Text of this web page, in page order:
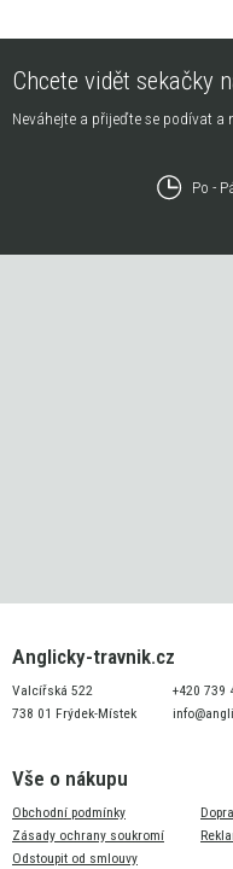
Chcete vidět sekačky
Neváhejte a přijeďte se podívat a
Po -
Anglicky-travnik.cz
Valcířská 522
738 01 Frýdek-Místek
+420 739
Vše o nákupu
Obchodní podmínky
Zásady ochrany soukromí
Odstoupit od smlouvy